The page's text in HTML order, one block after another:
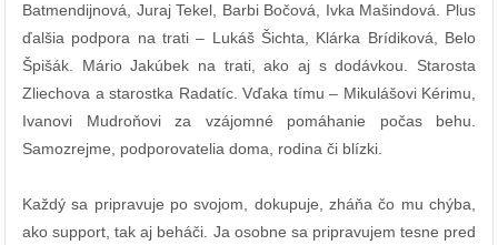
Batmendijnová, Juraj Tekel, Barbi Bočová, Ivka Mašindová. Plus
ďalšia podpora na trati – Lukáš Šichta, Klárka Brídiková, Belo
Špišák. Mário Jakúbek na trati, ako aj s dodávkou. Starosta
Zliechova a starostka Radatíc. Vďaka tímu – Mikulášovi Kérimu,
Ivanovi Mudroňovi za vzájomné pomáhanie počas behu.
Samozrejme, podporovatelia doma, rodina či blízki.
Každý sa pripravuje po svojom, dokupuje, zháňa čo mu chýba,
ako support, tak aj beháči. Ja osobne sa pripravujem tesne pred